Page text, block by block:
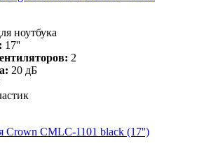
ноутбука
17''
2
20 дБ
Crown CMLC-1101 black (17'')